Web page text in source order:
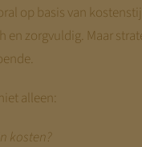
op basis van
en zorgvuldig. Maar
alleen:
kosten?